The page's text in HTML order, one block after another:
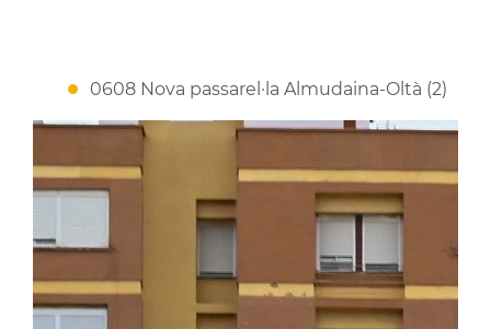
0608 Nova passarel·la Almudaina-Oltà (2)